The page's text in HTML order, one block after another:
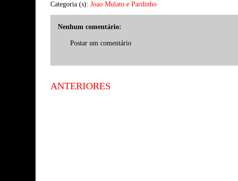
Categoria (s): Joao Mulato e Pardinho
Nenhum comentário:
Postar um comentário
ANTERIORES